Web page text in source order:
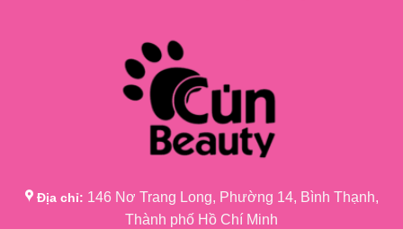
Địa chỉ: 146 Nơ Trang Long, Phường 14, Bình Thạnh,
Thành phố Hồ Chí Minh